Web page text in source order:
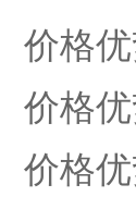
价格
价格
价格